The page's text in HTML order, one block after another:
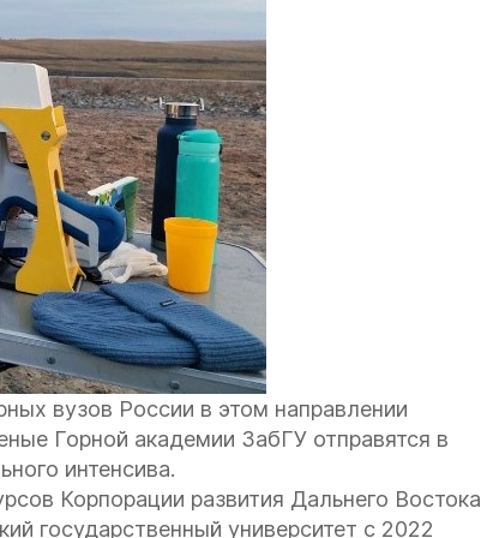
вузов России в этом направлении
Горной академии ЗабГУ отправятся в
интенсива.
Корпорации развития Дальнего Востока
государственный университет с 2022